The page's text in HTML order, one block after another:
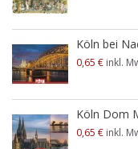
Köln bei
0,65 € inkl.
Köln Dom
0,65 € inkl.